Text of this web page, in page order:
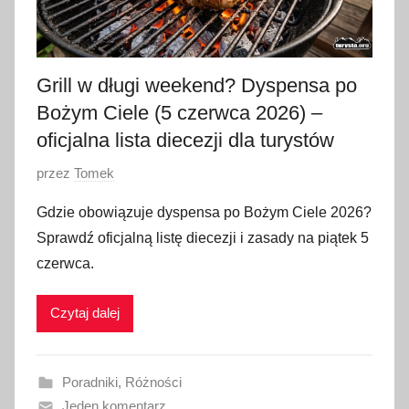
Grill w długi weekend? Dyspensa po
Bożym Ciele (5 czerwca 2026) –
oficjalna lista diecezji dla turystów
O
u
b
l
i
a
przez Tomek
Gdzie obowiązuje dyspensa po Bożym Ciele 2026?
Sprawdź oficjalną listę diecezji i zasady na piątek 5
czerwca.
Czytaj dalej
Poradniki, Różności
Jeden komentarz